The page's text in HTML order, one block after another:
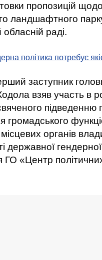
пропозицій
ландшафтного
обласній раді.
політика потребує
заступник
взяв участь в
підведенню
громадського
органів
державної
ГО «Центр